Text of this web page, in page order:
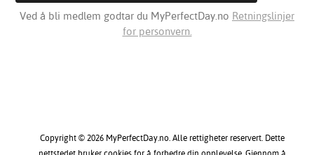
Ved å bli medlem godtar du MyPerfectDay.no Retningslinjer
for personvern.
Copyright © 2026 MyPerfectDay.no. Alle rettigheter reservert. Dette